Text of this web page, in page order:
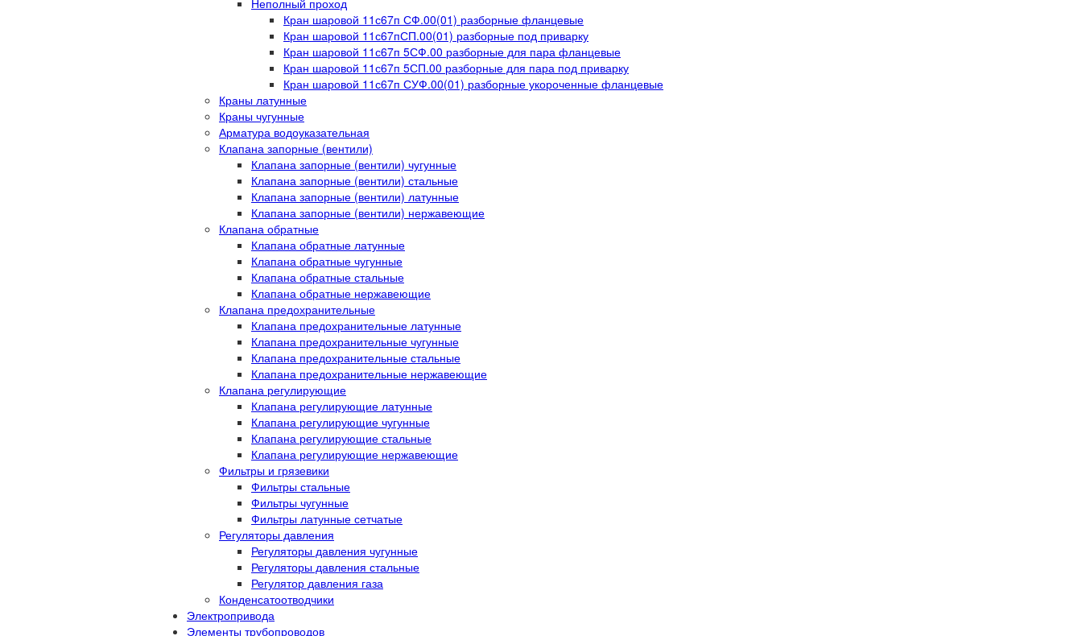
Неполный проход
Кран шаровой 11с67п СФ.00(01) разборные фланцевые
Кран шаровой 11с67пСП.00(01) разборные под приварку
Кран шаровой 11с67п 5СФ.00 разборные для пара фланцевые
Кран шаровой 11с67п 5СП.00 разборные для пара под приварку
Кран шаровой 11с67п СУФ.00(01) разборные укороченные фланцевые
Краны латунные
Краны чугунные
Арматура водоуказательная
Клапана запорные (вентили)
Клапана запорные (вентили) чугунные
Клапана запорные (вентили) стальные
Клапана запорные (вентили) латунные
Клапана запорные (вентили) нержавеющие
Клапана обратные
Клапана обратные латунные
Клапана обратные чугунные
Клапана обратные стальные
Клапана обратные нержавеющие
Клапана предохранительные
Клапана предохранительные латунные
Клапана предохранительные чугунные
Клапана предохранительные стальные
Клапана предохранительные нержавеющие
Клапана регулирующие
Клапана регулирующие латунные
Клапана регулирующие чугунные
Клапана регулирующие стальные
Клапана регулирующие нержавеющие
Фильтры и грязевики
Фильтры стальные
Фильтры чугунные
Фильтры латунные сетчатые
Регуляторы давления
Регуляторы давления чугунные
Регуляторы давления стальные
Регулятор давления газа
Конденсатоотводчики
Электропривода
Элементы трубопроводов